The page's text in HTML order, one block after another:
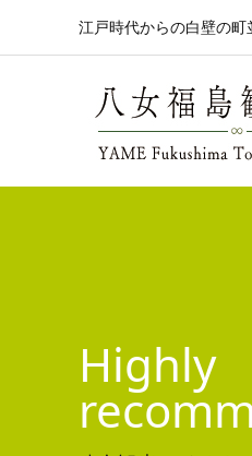
江戸時代からの白壁の
Highly